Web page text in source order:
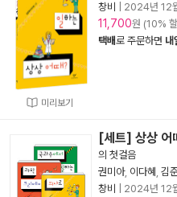
미리보기
창비
2024년 12
11,700원 (10%
택배로 주문하면 내
[세트] 상상 어
의 첫걸음
권미아, 이다혜 김
창비
2024년 12